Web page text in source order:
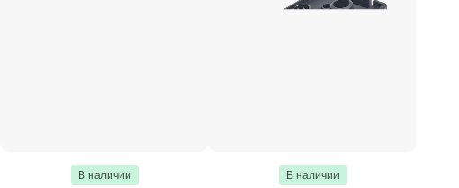
В наличии В наличии